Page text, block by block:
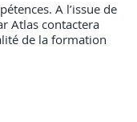
A l’issue de
Atlas contactera
de la formation